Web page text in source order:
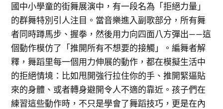
國中小學童的街舞展演中，有一段名為「拒絕力量」
的群舞特別引人注目。當音樂進入副歌部分，所有舞
者同時蹲馬步、握拳，然後用力向四面八方彈出——這
個動作模仿了「推開所有不想要的接觸」。編舞者解
釋，舞蹈里每一個用力伸展的動作，都在模擬生活中
的拒絕情境：比如甩開強行拉住你的手、推開緊逼貼
來的身體、或者轉身避開令人不適的靠近。孩子們在
練習這些動作時，不只是學會了舞蹈技巧，更是在內